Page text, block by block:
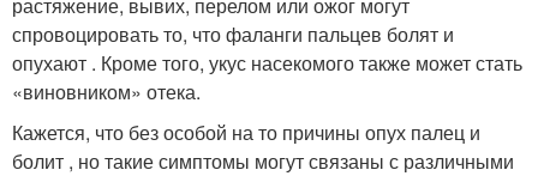
спровоцировать то, что фаланги пальцев болят и
опухают . Кроме того, укус насекомого также может стать
«виновником» отека.
Кажется, что без особой на то причины опух палец и
болит , но такие симптомы могут связаны с различными